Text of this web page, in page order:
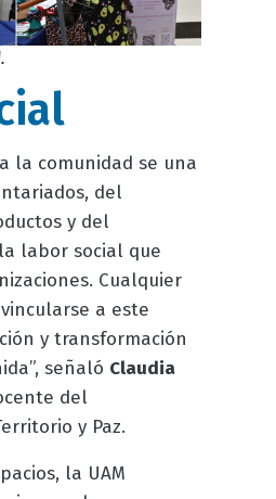
la comunidad se una
del
y del
labor social que
Cualquier
a este
y transformación
señaló Claudia
del
y Paz.
la UAM